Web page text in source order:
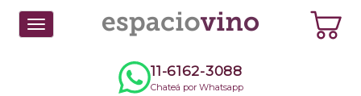
Toggle
navigation
11-6162-3088
Chateá por Whatsapp